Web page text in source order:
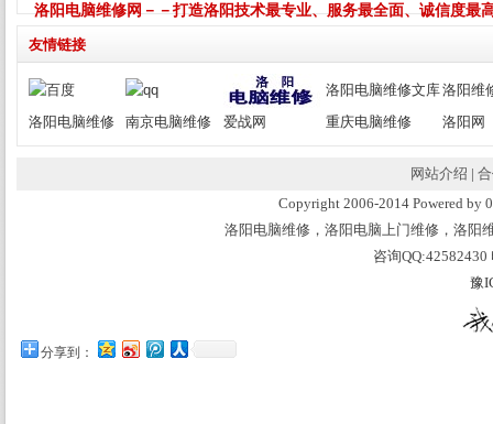
洛阳电脑维修网－－打造洛阳技术最专业、服务最全面、诚信度最
友情链接
洛阳电脑维修文库洛阳维
洛阳电脑维修
南京电脑维修 爱战网 重庆电脑维修 洛阳网
网站介绍 |
Copyright 2006-2014 Powered by
洛阳电脑维修，洛阳电脑上门维修，洛阳
咨询
豫
分享到：